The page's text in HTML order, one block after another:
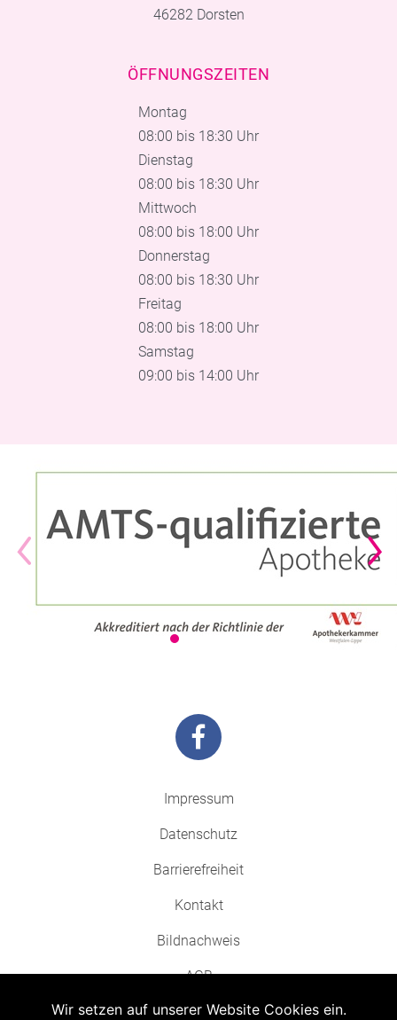
46282 Dorsten
ÖFFNUNGSZEITEN
Montag
08:00 bis 18:30 Uhr
Dienstag
08:00 bis 18:30 Uhr
Mittwoch
08:00 bis 18:00 Uhr
Donnerstag
08:00 bis 18:30 Uhr
Freitag
08:00 bis 18:00 Uhr
Samstag
09:00 bis 14:00 Uhr
Impressum
Datenschutz
Barrierefreiheit
Kontakt
Bildnachweis
AGB
Wir setzen auf unserer Website Cookies ein.